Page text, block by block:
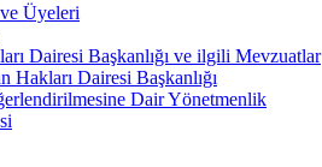
Üyeleri
Dairesi Başkanlığı ve ilgili Mevzuatlar
Hakları Dairesi Başkanlığı
Dair Yönetmenlik